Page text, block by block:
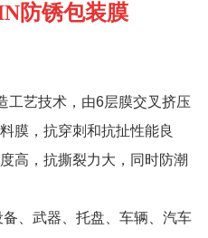
防锈包装膜
工艺技术，由6层膜交叉挤压
膜，抗穿刺和抗扯性能良
高，抗撕裂力大，同时防潮
、武器、托盘、车辆、汽车